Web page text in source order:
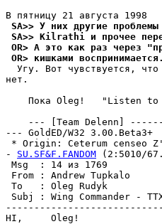
SA>> У них другие
SA>> Kilrathi и прочее
OR> А это как раз через
OR> кишками
Угy. Вот чyвствyется,
нет.
Пока Oleg!   "Listen
--- [Team Delenn]
--- GoldED/W32 3.00.Beta3+
* Origin: Ceterum censeo
- SU.SF&F.FANDOM (2:5010/
Msg
From : Andrew Tupkalo
To   : Oleg Rudyk
Subj : Wing
HI,     Oleg!